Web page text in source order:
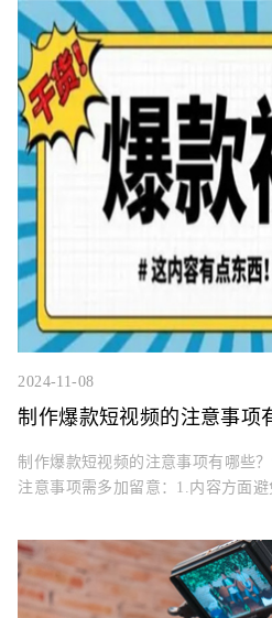
2024-11-08
制作爆款短视频的注意事项
制作爆款短视频的注意事项有哪些
注意事项需多加留意：1.内容方面